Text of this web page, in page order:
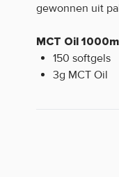
gewonnen uit
MCT Oil
150 softgels
3g MCT Oil
Waarom staat
Helaas mogen